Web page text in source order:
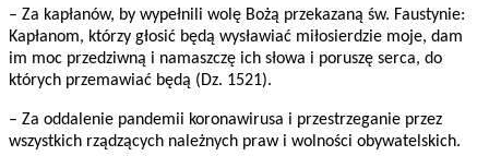
– Za kapłanów, by wypełnili wolę Bożą przekazaną św. Faustynie:
Kapłanom, którzy głosić będą wysławiać miłosierdzie moje, dam
im moc przedziwną i namaszczę ich słowa i poruszę serca, do
których przemawiać będą (Dz. 1521).
– Za oddalenie pandemii koronawirusa i przestrzeganie przez
wszystkich rządzących należnych praw i wolności obywatelskich.